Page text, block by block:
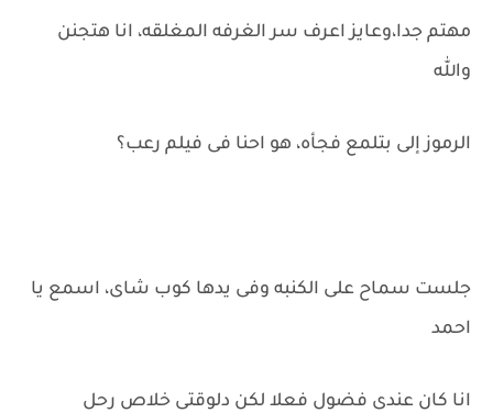
مهتم جدا،وعايز اعرف سر الغرفه المغلقه، انا هتجنن
والله
الرموز إلى بتلمع فجأه، هو احنا فى فيلم رعب؟
جلست سماح على الكنبه وفى يدها كوب شاى، اسمع يا
احمد
انا كان عندى فضول فعلا لكن دلوقتى خلاص رحل